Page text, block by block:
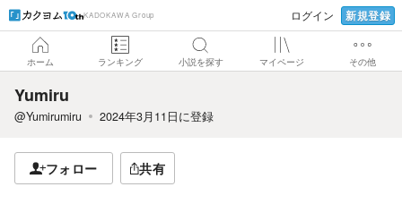
KADOKAWA Group ログイン 新規登録
ホーム ランキング 小説を探す マイページ その他
Yumiru
@Yumirumiru 2024年3月11日に登録
フォロー 共有